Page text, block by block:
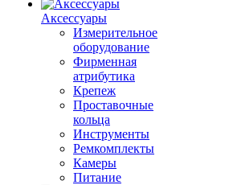
Аксессуары
Измерительное
оборудование
Фирменная
атрибутика
Крепеж
Проставочные
кольца
Инструменты
Ремкомплекты
Камеры
Питание